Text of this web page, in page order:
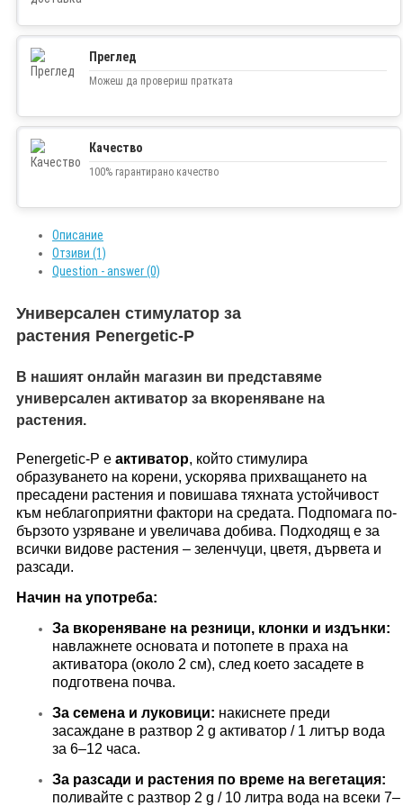
Преглед
Можеш да провериш пратката
Качество
100% гарантирано качество
Описание
Отзиви (1)
Question - answer (0)
Универсален стимулатор за
растения Penergetic-P
В нашият онлайн магазин ви представяме
универсален активатор за вкореняване на
растения.
Penergetic-P е активатор, който стимулира
образуването на корени, ускорява прихващането на
пресадени растения и повишава тяхната устойчивост
към неблагоприятни фактори на средата. Подпомага по-
бързото узряване и увеличава добива. Подходящ е за
всички видове растения – зеленчуци, цветя, дървета и
разсади.
Начин на употреба:
За вкореняване на резници, клонки и издънки:
навлажнете основата и потопете в праха на
активатора (около 2 см), след което засадете в
подготвена почва.
За семена и луковици: накиснете преди
засаждане в разтвор 2 g активатор / 1 литър вода
за 6–12 часа.
За разсади и растения по време на вегетация:
поливайте с разтвор 2 g / 10 литра вода на всеки 7–